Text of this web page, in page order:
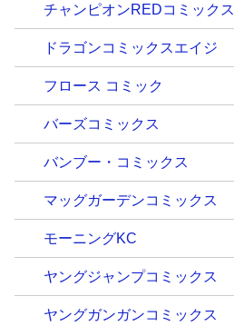
チャンピオンREDコミックス
ドラゴンコミックスエイジ
フロース コミック
バーズコミックス
バンブー・コミックス
マッグガーデンコミックス
モーニングKC
ヤングジャンプコミックス
ヤングガンガンコミックス